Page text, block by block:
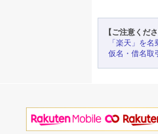
【ご注意くださ
「楽天」を
仮名・借名取